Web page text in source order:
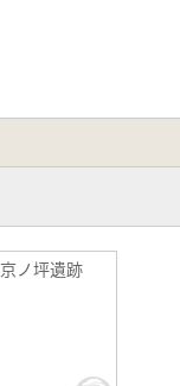
京ノ坪遺跡